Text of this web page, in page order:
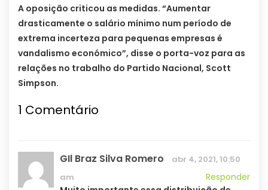
A oposição criticou as medidas. “Aumentar
drasticamente o salário mínimo num período de
extrema incerteza para pequenas empresas é
vandalismo económico”, disse o porta-voz para as
relações no trabalho do Partido Nacional, Scott
Simpson.
1 Comentário
GIl Braz Silva Romero
abr 4, 2021, 10:50
am
Responder